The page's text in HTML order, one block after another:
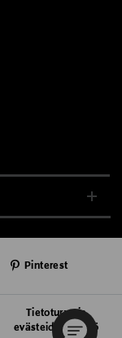
Tietoturva ja
evästeiden käyttö
Pinterest